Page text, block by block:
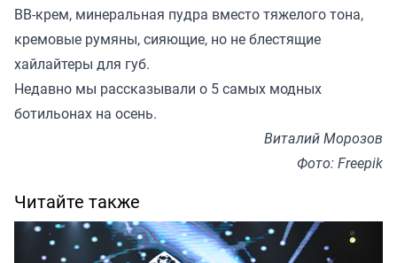
BB-крем, минеральная пудра вместо тяжелого тона,
кремовые румяны, сияющие, но не блестящие
хайлайтеры для губ.
Недавно мы рассказывали о 5 самых модных
ботильонах на осень.
Виталий Морозов
Фото: Freepik
Читайте также